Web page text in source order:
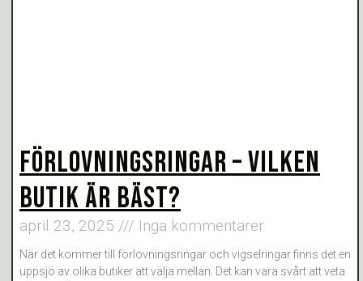
FÖRLOVNINGSRINGAR – VILKEN
BUTIK ÄR BÄST?
april 23, 2025 Inga kommentarer
När det kommer till förlovningsringar och vigselringar finns det en
uppsjö av olika butiker att välja mellan. Det kan vara svårt att veta